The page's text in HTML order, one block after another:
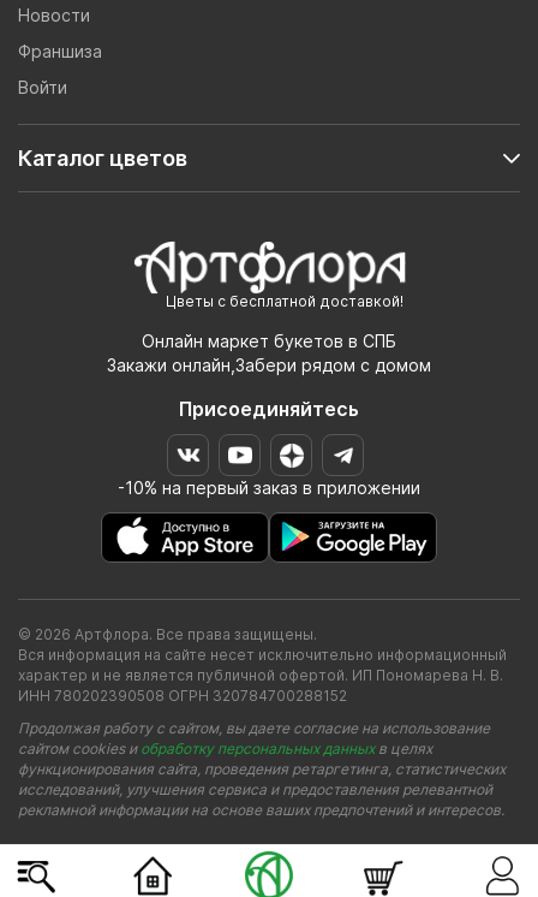
Цветы с бесплатной доставкой!
Онлайн маркет букетов в СПБ
Закажи онлайн,Забери рядом с домом
Присоединяйтесь
-10% на первый заказ в приложении
Новости
Франшиза
Войти
Каталог цветов
© 2026 Артфлора. Все права защищены.
Вся информация на сайте несет исключительно информационный
характер и не является публичной офертой. ИП Пономарева Н. В.
ИНН 780202390508 ОГРН 320784700288152
Продолжая работу с сайтом, вы даете согласие на использование
сайтом cookies и обработку персональных данныхв целях
функционирования сайта, проведения ретаргетинга, статистических
исследований, улучшения сервиса и предоставления релевантной
рекламной информации на основе ваших предпочтений и интересов.